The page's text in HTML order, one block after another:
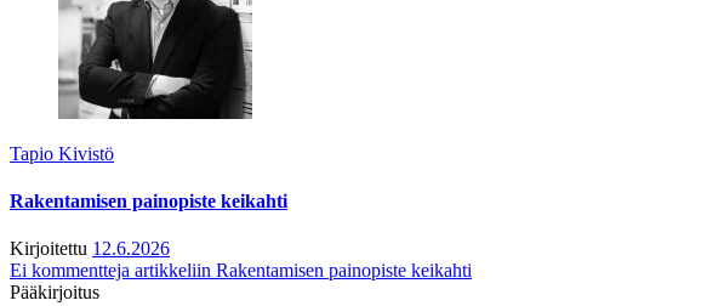
Tapio Kivistö
Rakentamisen painopiste keikahti
Kirjoitettu 12.6.2026
Ei kommentteja artikkeliin Rakentamisen painopiste keikahti
Pääkirjoitus